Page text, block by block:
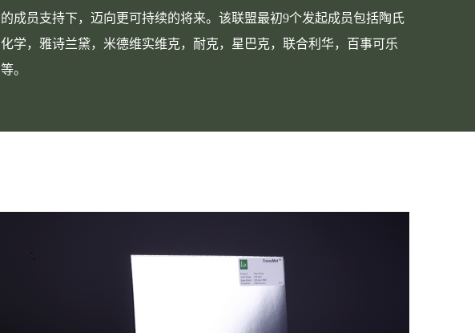
的成员支持下，迈向更可持续的将来。该联盟最初9个发起成员包括陶氏
化学，雅诗兰黛，米德维实维克，耐克，星巴克，联合利华，百事可乐
等。